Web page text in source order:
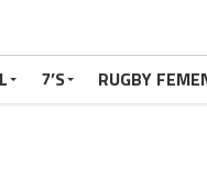
7’S RUGBY